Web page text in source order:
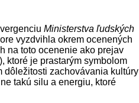
Ministerstva ľudských
vyzdvihla okrem ocenených
na toto ocenenie ako prejav
ktoré je prastarým symbolom
dôležitosti zachovávania kultúry
takú silu a energiu, ktoré